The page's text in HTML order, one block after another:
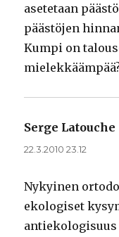
asetetaan
päästöjen
Kumpi on
Serge Latouche
22.3.2010 23.12
Nykyinen
ekologiset